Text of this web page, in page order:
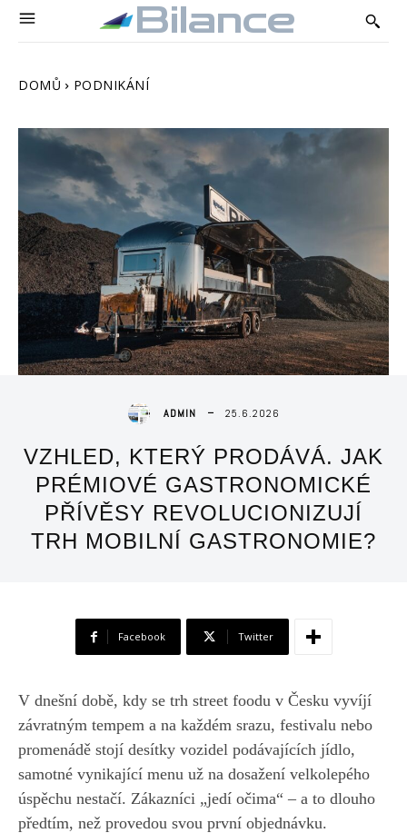
Bilance
DOMŮ PODNIKÁNÍ
ADMIN 25.6.2026
VZHLED, KTERÝ PRODÁVÁ. JAK
PRÉMIOVÉ GASTRONOMICKÉ
PŘÍVĚSY REVOLUCIONIZUJÍ
TRH MOBILNÍ GASTRONOMIE?
Facebook Twitter
V dnešní době, kdy se trh street foodu v Česku vyvíjí
závratným tempem a na každém srazu, festivalu nebo
promenádě stojí desítky vozidel podávajících jídlo,
samotné vynikající menu už na dosažení velkolepého
úspěchu nestačí. Zákazníci „jedí očima“ – a to dlouho
předtím, než provedou svou první objednávku.